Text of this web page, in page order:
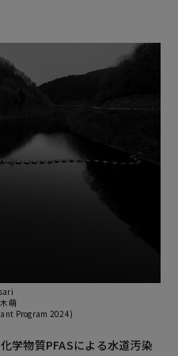
萌
Program 2024)
学物質PFASによる水道汚染